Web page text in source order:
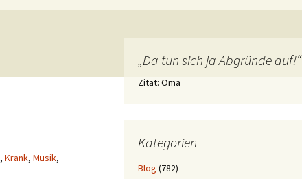
, Krank, Musik,
„Da tun sich ja Abgründe auf!“
Zitat: Oma
Kategorien
Blog (782)